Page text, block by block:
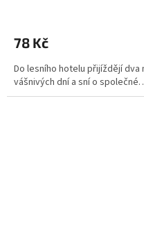
78 Kč
Do lesního hotelu přijíždějí dva
vášnivých dní a sní o